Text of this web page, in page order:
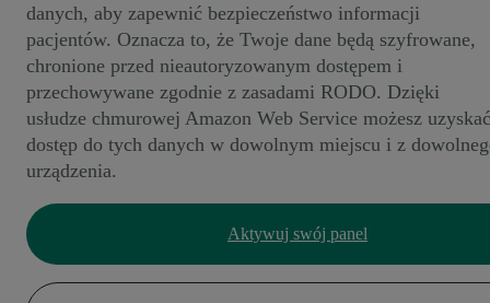
danych, aby zapewnić bezpieczeństwo informacji
pacjentów. Oznacza to, że Twoje dane będą szyfrowane,
chronione przed nieautoryzowanym dostępem i
przechowywane zgodnie z zasadami RODO. Dzięki
usłudze chmurowej Amazon Web Service możesz uzyskać
dostęp do tych danych w dowolnym miejscu i z
urządzenia.
Aktywuj swój panel